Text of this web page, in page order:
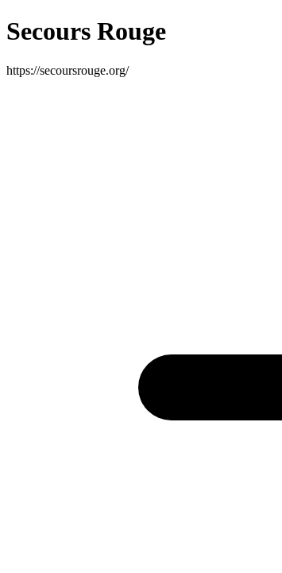
Secours Rouge
https://secoursrouge.org/